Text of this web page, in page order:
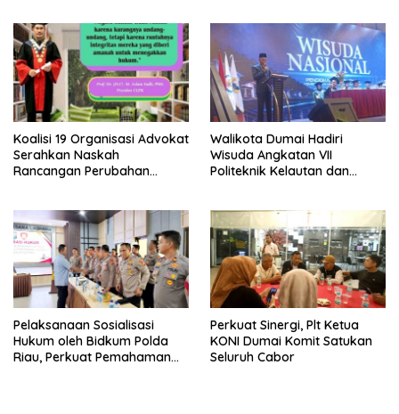
Bersama Kota Dumai
Koalisi 19 Organisasi Advokat
Serahkan Naskah
Rancangan Perubahan
RI
Walikota Dumai Hadiri
Wisuda Angkatan VII
Politeknik Kelautan dan
Pelaksanaan Sosialisasi
Hukum oleh Bidkum Polda
Riau, Perkuat Pemahaman
Perkuat Sinergi, Plt Ketua
KONI Dumai Komit Satukan
Seluruh Cabor